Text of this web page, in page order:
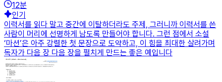
12분
인기
이력서를 읽다 말고 중간에 이탈하더라도 주제, 그러니까 이력서를 쓴
사람이 머리에 선명하게 남도록 만들어야 합니다. 그런 점에서 소설
‘마션’은 아주 강렬한 첫 문장으로 도약하고, 이 힘을 최대한 살려가며
독자가 다음 장 다음 장을 펼치게 만드는 좋은 예입니다